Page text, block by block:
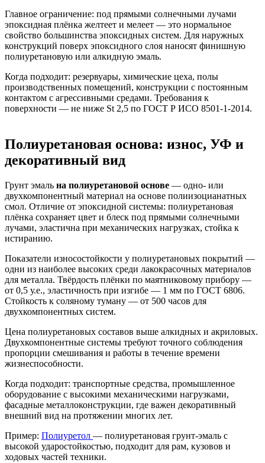
Главное ограничение: под прямыми солнечными лучами
эпоксидная плёнка желтеет и мелеет — это нормальное
свойство большинства эпоксидных систем. Для наружных
конструкций поверх эпоксидного слоя наносят финишную
полиуретановую или алкидную эмаль.
Когда подходит: резервуары, химические цеха, полы
производственных помещений, конструкции с постоянным
контактом с агрессивными средами. Требования к
поверхности — не ниже St 2,5 по ГОСТ Р ИСО 8501-1-2014.
Полиуретановая основа: износ, УФ и
декоративный вид
Грунт эмаль на полиуретановой основе — одно- или
двухкомпонентный материал на основе полиизоцианатных
смол. Отличие от эпоксидной системы: полиуретановая
плёнка сохраняет цвет и блеск под прямыми солнечными
лучами, эластична при механических нагрузках, стойка к
истиранию.
Показатели износостойкости у полиуретановых покрытий —
одни из наиболее высоких среди лакокрасочных материалов
для металла. Твёрдость плёнки по маятниковому прибору —
от 0,5 у.е., эластичность при изгибе — 1 мм по ГОСТ 6806.
Стойкость к соляному туману — от 500 часов для
двухкомпонентных систем.
Цена полиуретановых составов выше алкидных и акриловых.
Двухкомпонентные системы требуют точного соблюдения
пропорции смешивания и работы в течение времени
жизнеспособности.
Когда подходит: транспортные средства, промышленное
оборудование с высокими механическими нагрузками,
фасадные металлоконструкции, где важен декоративный
внешний вид на протяжении многих лет.
Пример: Полиуретол — полиуретановая грунт-эмаль с
высокой ударостойкостью, подходит для рам, кузовов и
ходовых частей техники.